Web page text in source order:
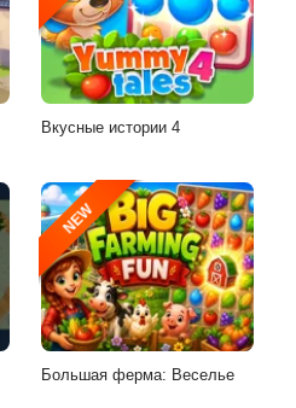
Вкусные истории 4
NEW
Большая ферма: Веселье